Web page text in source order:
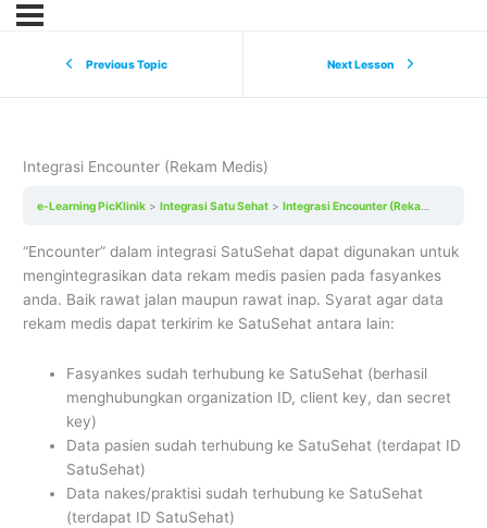
Previous Topic Next Lesson
Integrasi Encounter (Rekam Medis)
e-Learning PicKlinik Integrasi Satu Sehat Integrasi Encounter (Rekam Medis)
“Encounter” dalam integrasi SatuSehat dapat digunakan untuk
mengintegrasikan data rekam medis pasien pada fasyankes
anda. Baik rawat jalan maupun rawat inap. Syarat agar data
rekam medis dapat terkirim ke SatuSehat antara lain:
Fasyankes sudah terhubung ke SatuSehat (berhasil
menghubungkan organization ID, client key, dan secret
key)
Data pasien sudah terhubung ke SatuSehat (terdapat ID
SatuSehat)
Data nakes/praktisi sudah terhubung ke SatuSehat
(terdapat ID SatuSehat)